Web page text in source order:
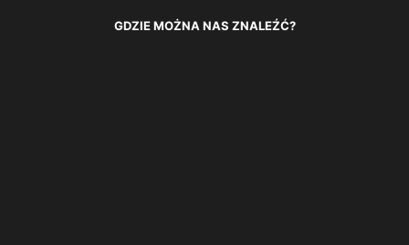
GDZIE MOŻNA NAS ZNALEŹĆ?